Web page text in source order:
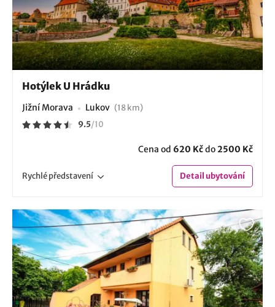
Hotýlek U Hrádku
Jižní Morava Lukov (18 km)
9.5/10
Cena od 620 Kčdo2500 Kč
Rychlépředstavení Detailubytování